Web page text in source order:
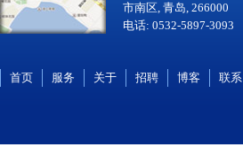
市南区, 青岛, 266000
电话: 0532-5897-3093
首页 服务 关于 招聘 博客 联系